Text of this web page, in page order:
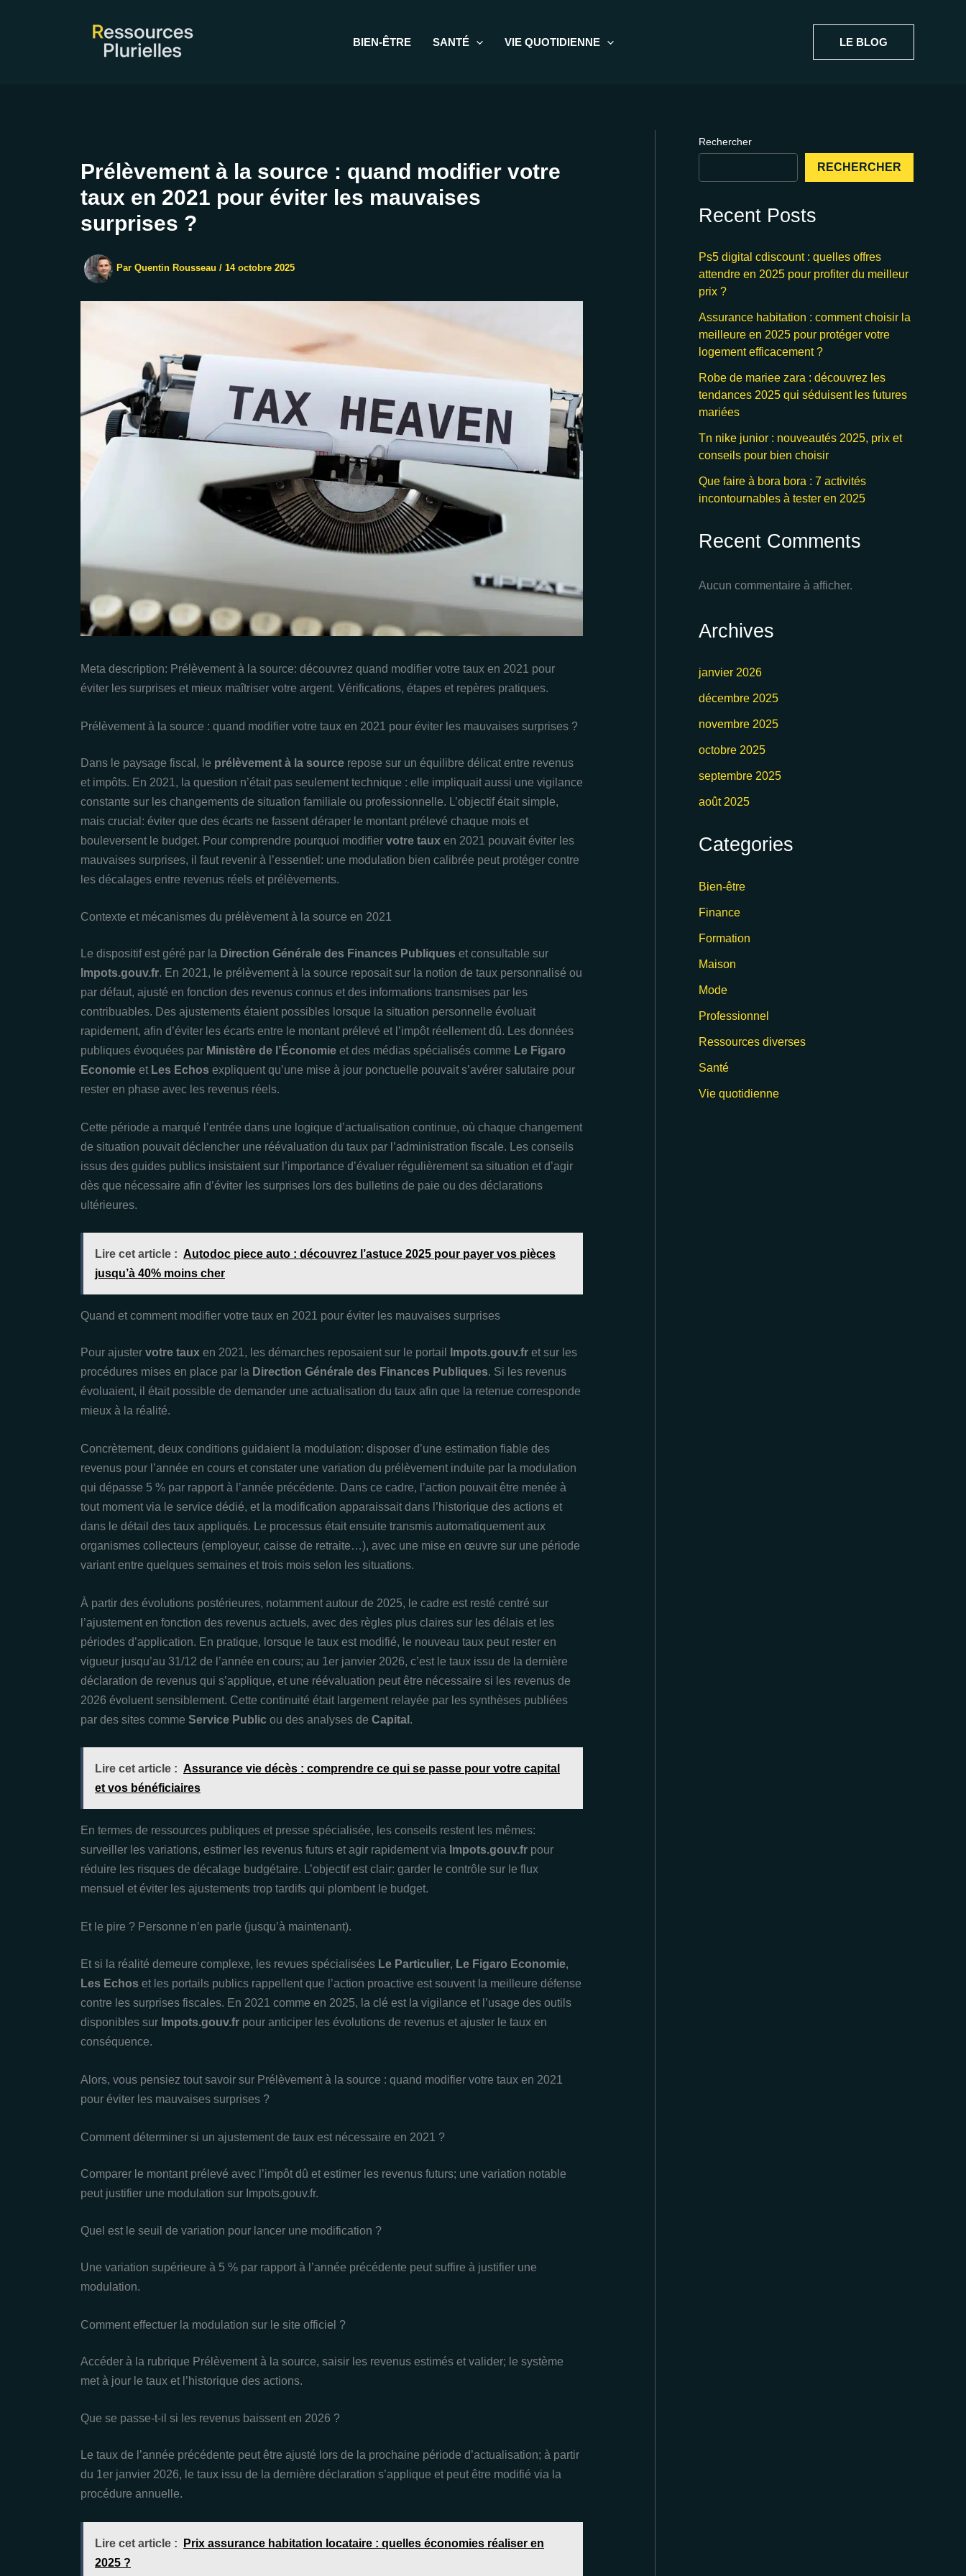
BIEN-ÊTRE SANTÉ VIE QUOTIDIENNE LE BLOG
Prélèvement à la source : quand modifier votre
taux en 2021 pour éviter les mauvaises
surprises ?
Par Quentin Rousseau / 14 octobre 2025
Meta description: Prélèvement à la source: découvrez quand modifier votre taux en 2021 pour
éviter les surprises et mieux maîtriser votre argent. Vérifications, étapes et repères pratiques.
Prélèvement à la source : quand modifier votre taux en 2021 pour éviter les mauvaises surprises ?
Dans le paysage fiscal, le prélèvement à la source repose sur un équilibre délicat entre revenus
et impôts. En 2021, la question n’était pas seulement technique : elle impliquait aussi une vigilance
constante sur les changements de situation familiale ou professionnelle. L’objectif était simple,
mais crucial: éviter que des écarts ne fassent déraper le montant prélevé chaque mois et
bouleversent le budget. Pour comprendre pourquoi modifier votre taux en 2021 pouvait éviter les
mauvaises surprises, il faut revenir à l’essentiel: une modulation bien calibrée peut protéger contre
les décalages entre revenus réels et prélèvements.
Contexte et mécanismes du prélèvement à la source en 2021
Le dispositif est géré par la Direction Générale des Finances Publiques et consultable sur
Impots.gouv.fr. En 2021, le prélèvement à la source reposait sur la notion de taux personnalisé ou
par défaut, ajusté en fonction des revenus connus et des informations transmises par les
contribuables. Des ajustements étaient possibles lorsque la situation personnelle évoluait
rapidement, afin d’éviter les écarts entre le montant prélevé et l’impôt réellement dû. Les données
publiques évoquées par Ministère de l’Économie et des médias spécialisés comme Le Figaro
Economie et Les Echos expliquent qu’une mise à jour ponctuelle pouvait s’avérer salutaire pour
rester en phase avec les revenus réels.
Cette période a marqué l’entrée dans une logique d’actualisation continue, où chaque changement
de situation pouvait déclencher une réévaluation du taux par l’administration fiscale. Les conseils
issus des guides publics insistaient sur l’importance d’évaluer régulièrement sa situation et d’agir
dès que nécessaire afin d’éviter les surprises lors des bulletins de paie ou des déclarations
ultérieures.
Lire cet article : Autodoc piece auto : découvrez l’astuce 2025 pour payer vos pièces
jusqu’à 40% moins cher
Quand et comment modifier votre taux en 2021 pour éviter les mauvaises surprises
Pour ajuster votre taux en 2021, les démarches reposaient sur le portail Impots.gouv.fr et sur les
procédures mises en place par la Direction Générale des Finances Publiques. Si les revenus
évoluaient, il était possible de demander une actualisation du taux afin que la retenue corresponde
mieux à la réalité.
Concrètement, deux conditions guidaient la modulation: disposer d’une estimation fiable des
revenus pour l’année en cours et constater une variation du prélèvement induite par la modulation
qui dépasse 5 % par rapport à l’année précédente. Dans ce cadre, l’action pouvait être menée à
tout moment via le service dédié, et la modification apparaissait dans l’historique des actions et
dans le détail des taux appliqués. Le processus était ensuite transmis automatiquement aux
organismes collecteurs (employeur, caisse de retraite…), avec une mise en œuvre sur une période
variant entre quelques semaines et trois mois selon les situations.
À partir des évolutions postérieures, notamment autour de 2025, le cadre est resté centré sur
l’ajustement en fonction des revenus actuels, avec des règles plus claires sur les délais et les
périodes d’application. En pratique, lorsque le taux est modifié, le nouveau taux peut rester en
vigueur jusqu’au 31/12 de l’année en cours; au 1er janvier 2026, c’est le taux issu de la dernière
déclaration de revenus qui s’applique, et une réévaluation peut être nécessaire si les revenus de
2026 évoluent sensiblement. Cette continuité était largement relayée par les synthèses publiées
par des sites comme Service Public ou des analyses de Capital .
Lire cet article : Assurance vie décès : comprendre ce qui se passe pour votre capital
et vos bénéficiaires
En termes de ressources publiques et presse spécialisée, les conseils restent les mêmes:
surveiller les variations, estimer les revenus futurs et agir rapidement via Impots.gouv.fr pour
réduire les risques de décalage budgétaire. L’objectif est clair: garder le contrôle sur le flux
mensuel et éviter les ajustements trop tardifs qui plombent le budget.
Et le pire ? Personne n’en parle (jusqu’à maintenant).
Et si la réalité demeure complexe, les revues spécialisées Le Particulier, Le Figaro Economie,
Les Echos et les portails publics rappellent que l’action proactive est souvent la meilleure défense
contre les surprises fiscales. En 2021 comme en 2025, la clé est la vigilance et l’usage des outils
disponibles sur Impots.gouv.fr pour anticiper les évolutions de revenus et ajuster le taux en
conséquence.
Alors, vous pensiez tout savoir sur Prélèvement à la source : quand modifier votre taux en 2021
pour éviter les mauvaises surprises ?
Comment déterminer si un ajustement de taux est nécessaire en 2021 ?
Comparer le montant prélevé avec l’impôt dû et estimer les revenus futurs; une variation notable
peut justifier une modulation sur Impots.gouv.fr.
Quel est le seuil de variation pour lancer une modification ?
Une variation supérieure à 5 % par rapport à l’année précédente peut suffire à justifier une
modulation.
Comment effectuer la modulation sur le site officiel ?
Accéder à la rubrique Prélèvement à la source, saisir les revenus estimés et valider; le système
met à jour le taux et l’historique des actions.
Que se passe-t-il si les revenus baissent en 2026 ?
Le taux de l’année précédente peut être ajusté lors de la prochaine période d’actualisation; à partir
du 1er janvier 2026, le taux issu de la dernière déclaration s’applique et peut être modifié via la
procédure annuelle.
Lire cet article :
Prix assurance habitation locataire : quelles économies réaliser en
2025 ?
Rechercher
RECHERCHER
Recent Posts
Ps5 digital cdiscount : quelles offres
attendre en 2025 pour profiter du meilleur
prix ?
Assurance habitation : comment choisir la
meilleure en 2025 pour protéger votre
logement efficacement ?
Robe de mariee zara : découvrez les
tendances 2025 qui séduisent les futures
mariées
Tn nike junior : nouveautés 2025, prix et
conseils pour bien choisir
Que faire à bora bora : 7 activités
incontournables à tester en 2025
Recent Comments
Aucun commentaire à afficher.
Archives
janvier 2026
décembre 2025
novembre 2025
octobre 2025
septembre 2025
août 2025
Categories
Bien-être
Finance
Formation
Maison
Mode
Professionnel
Ressources diverses
Santé
Vie quotidienne